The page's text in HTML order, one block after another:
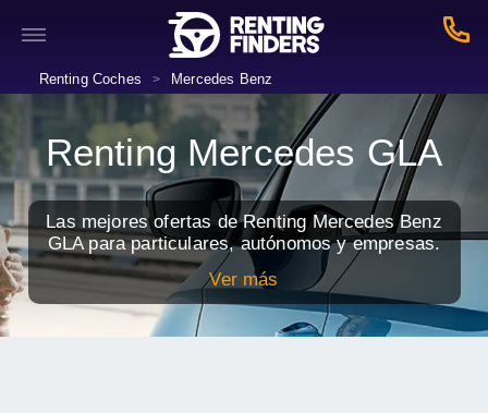
Renting Coches > Mercedes Benz
Renting Mercedes GLA
Las mejores ofertas de Renting Mercedes Benz
GLA para particulares, autónomos y empresas.
Ver más